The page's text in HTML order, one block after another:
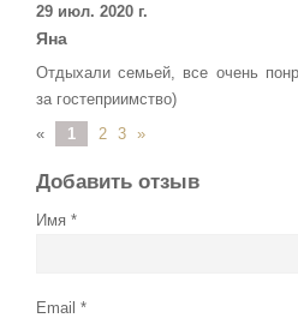
29 июл. 2020 г.
Яна
Отдыхали семьей, все очень
за гостеприимство)
«
1 2 3 »
Добавить отзыв
Имя
Email